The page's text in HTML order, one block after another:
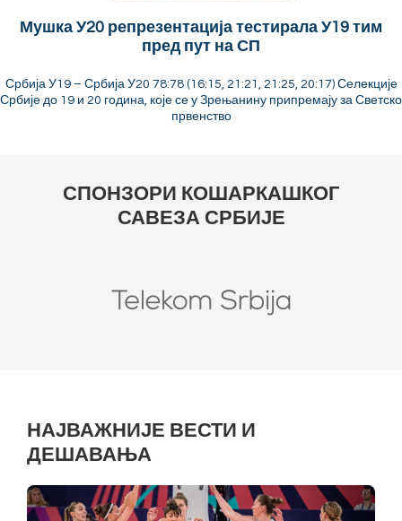
Мушка У20 репрезентација тестирала У19 тим
пред пут на СП
Србија У19 – Србија У20 78:78 (16:15, 21:21, 21:25, 20:17) Селекције
Србије до 19 и 20 година, које се у Зрењанину припремају за Светско
првенство
СПОНЗОРИ КОШАРКАШКОГ
САВЕЗА СРБИЈЕ
НАЈВАЖНИЈЕ ВЕСТИ И
ДЕШАВАЊА